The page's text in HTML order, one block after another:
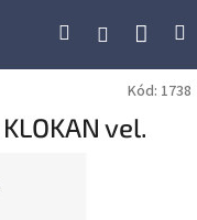
Hledat Přihlášení
Kód: 1738
vel.